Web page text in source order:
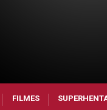
FILMES